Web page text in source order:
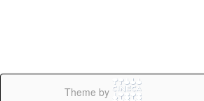
Theme by